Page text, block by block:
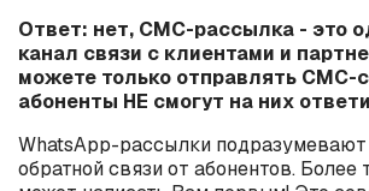
Ответ: нет, СМС-рассылка - это
канал связи с клиентами и
можете только отправлять СМС-
абоненты НЕ смогут на них
WhatsApp-рассылки
обратной связи от абонентов. Более